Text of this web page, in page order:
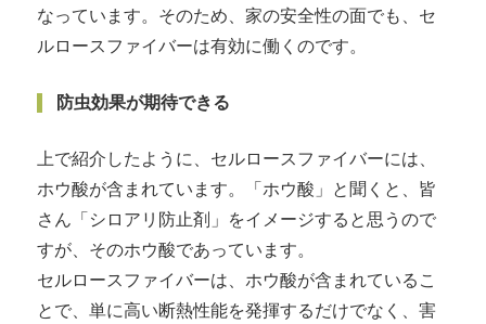
なっています。そのため、家の安全性の面でも、セ
ルロースファイバーは有効に働くのです。
防虫効果が期待できる
上で紹介したように、セルロースファイバーには、
ホウ酸が含まれています。「ホウ酸」と聞くと、皆
さん「シロアリ防止剤」をイメージすると思うので
すが、そのホウ酸であっています。
セルロースファイバーは、ホウ酸が含まれているこ
とで、単に高い断熱性能を発揮するだけでなく、害